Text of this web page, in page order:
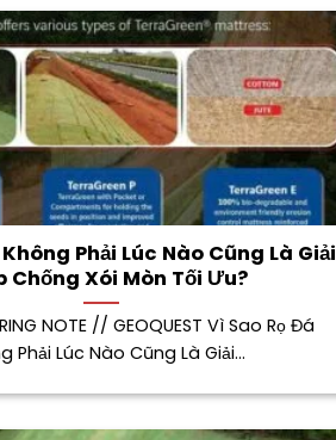
Phải Lúc Nào Cũng Là Giải
Chống Xói Mòn Tối Ưu?
NOTE // GEOQUEST Vì Sao Rọ Đá
Phải Lúc Nào Cũng Là Giải...